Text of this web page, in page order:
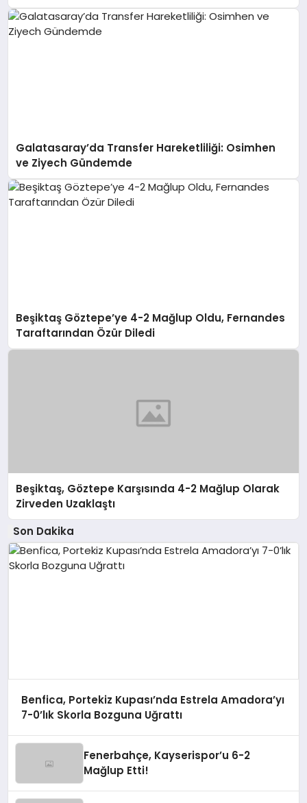
Galatasaray’da Transfer Hareketliliği: Osimhen
ve Ziyech Gündemde
Beşiktaş Göztepe’ye 4-2 Mağlup Oldu, Fernandes
Taraftarından Özür Diledi
Beşiktaş, Göztepe Karşısında 4-2 Mağlup Olarak
Zirveden Uzaklaştı
Son Dakika
Benfica, Portekiz Kupası’nda Estrela Amadora’yı
7-0’lık Skorla Bozguna Uğrattı
Fenerbahçe, Kayserispor’u 6-2
Mağlup Etti!